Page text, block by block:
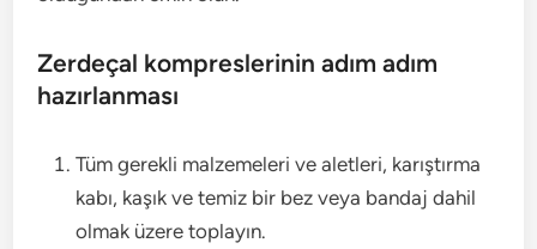
Zerdeçal kompreslerinin adım adım
hazırlanması
Tüm gerekli malzemeleri ve aletleri, karıştırma
kabı, kaşık ve temiz bir bez veya bandaj dahil
olmak üzere toplayın.